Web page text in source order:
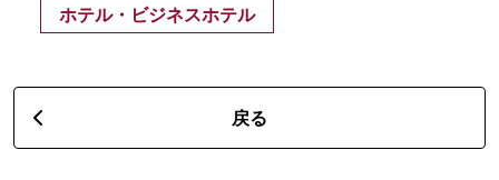
ホテル・ビジネスホテル
戻る